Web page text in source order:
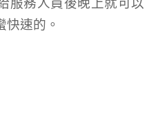
快速的。